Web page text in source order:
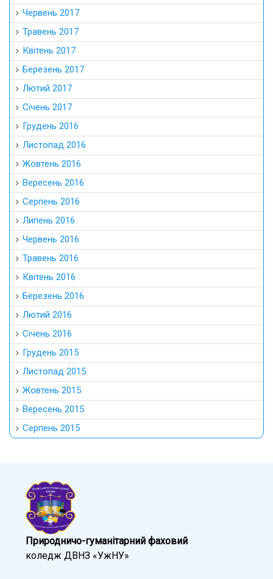
Червень 2017
Травень 2017
Квітень 2017
Березень 2017
Лютий 2017
Січень 2017
Грудень 2016
Листопад 2016
Жовтень 2016
Вересень 2016
Серпень 2016
Липень 2016
Червень 2016
Травень 2016
Квітень 2016
Березень 2016
Лютий 2016
Січень 2016
Грудень 2015
Листопад 2015
Жовтень 2015
Вересень 2015
Серпень 2015
Природничо-гуманітарний фаховий
коледж ДВНЗ «УжНУ»